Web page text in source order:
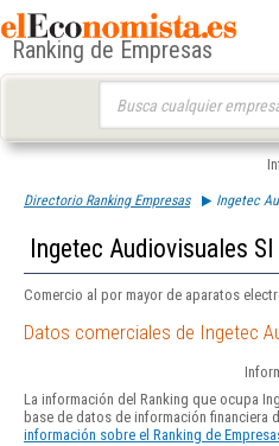
Ranking de Empresas
Directorio Ranking Empresas Ingetec
Ingetec Audiovisuales Sl
Comercio al por mayor de aparatos
Datos comerciales de Ingetec
La información del Ranking que ocupa
base de datos de información financiera
información sobre el Ranking de